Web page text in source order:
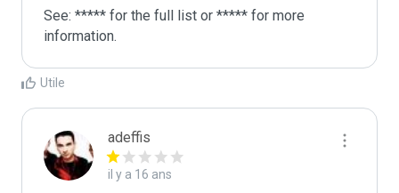
See: ***** for the full list or ***** for more
information.
Utile
adeffis
il y a 16 ans